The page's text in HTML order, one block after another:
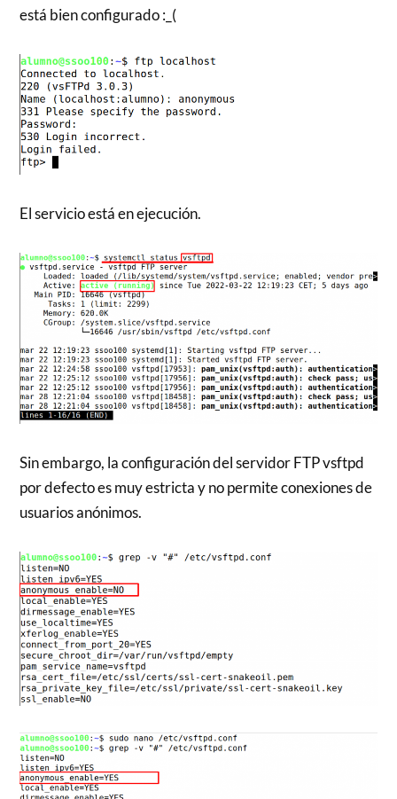
está bien configurado :_(
El servicio está en ejecución.
Sin embargo, la configuración del servidor FTP vsftpd
por defecto es muy estricta y no permite conexiones de
usuarios anónimos.